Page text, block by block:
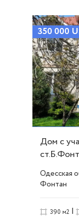
350 000
Дом с
Одесская
Фонтан
390 м2 |